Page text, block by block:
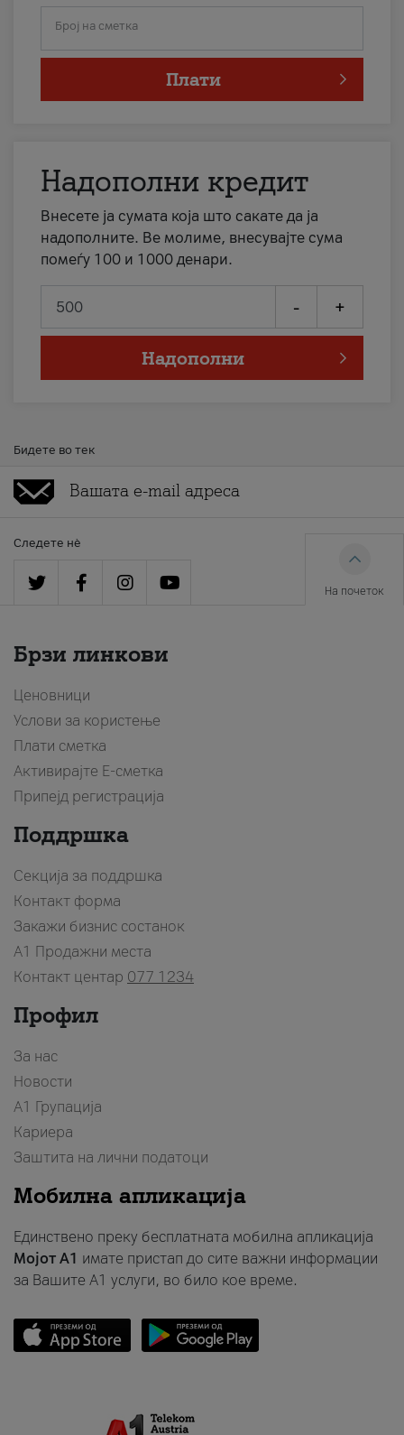
Број на сметка
Плати
Надополни кредит
Внесете ја сумата која што сакате да ја
надополните. Ве молиме, внесувајте сума
помеѓу 100 и 1000 денари.
- +
Надополни
Бидете во тек
Следете нè
На почеток
Брзи линкови
Ценовници
Услови за користење
Плати сметка
Активирајте Е-сметка
Припејд регистрација
Поддршка
Секција за поддршка
Контакт форма
Закажи бизнис состанок
A1 Продажни места
Контакт центар 077 1234
Профил
За нас
Новости
А1 Групација
Кариера
Заштита на лични податоци
Мобилна апликација
Единствено преку бесплатната мобилна апликација
Мојот A1 имате пристап до сите важни информации
за Вашите A1 услуги, во било кое време.